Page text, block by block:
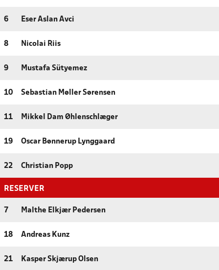
6 Eser Aslan Avci
8 Nicolai Riis
9 Mustafa Sütyemez
10 Sebastian Møller Sørensen
11 Mikkel Dam Øhlenschlæger
19 Oscar Bønnerup Lynggaard
22 Christian Popp
RESERVER
7 Malthe Elkjær Pedersen
18 Andreas Kunz
21 Kasper Skjærup Olsen